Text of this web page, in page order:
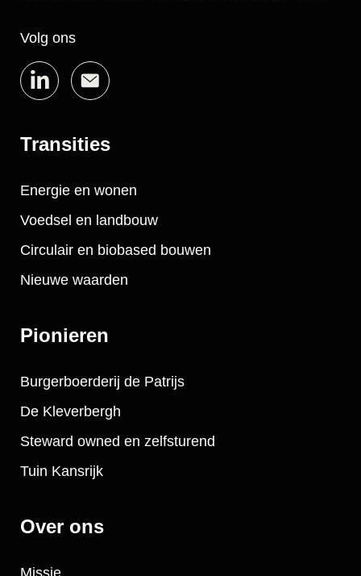
Volg ons
Transities
Energie en wonen
Voedsel en landbouw
Circulair en biobased bouwen
Nieuwe waarden
Pionieren
Burgerboerderij de Patrijs
De Kleverbergh
Steward owned en zelfsturend
Tuin Kansrijk
Over ons
Missie